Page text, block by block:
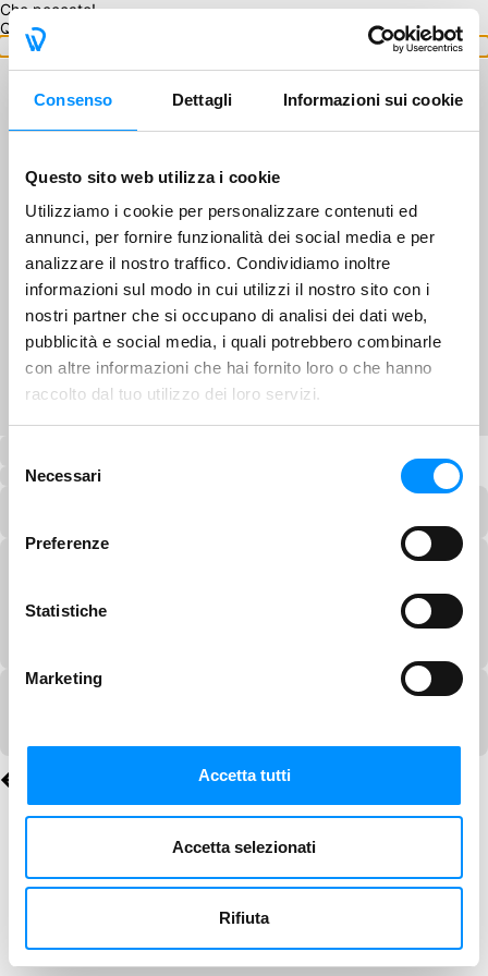
Consenso Dettagli Informazioni sui cookie
Questo sito web utilizza i cookie
Utilizziamo i cookie per personalizzare contenuti ed
annunci, per fornire funzionalità dei social media e per
analizzare il nostro traffico. Condividiamo inoltre
informazioni sul modo in cui utilizzi il nostro sito con i
nostri partner che si occupano di analisi dei dati web,
pubblicità e social media, i quali potrebbero combinarle
con altre informazioni che hai fornito loro o che hanno
raccolto dal tuo utilizzo dei loro servizi.
delNecessari
Preferenze
Statistiche
Marketing
Accetta tutti
Accetta selezionati
Rifiuta
Che peccato!
Questo GA non è disponibile.